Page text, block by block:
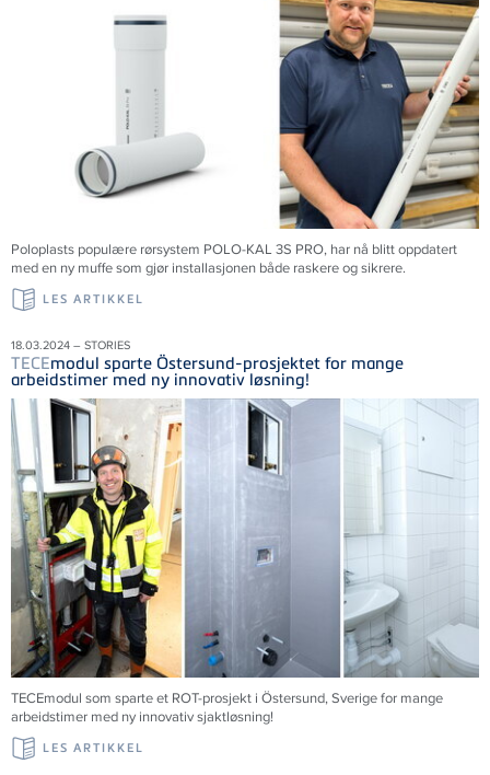
Poloplasts populære rørsystem POLO-KAL 3S PRO, har nå blitt oppdatert
med en ny muffe som gjør installasjonen både raskere og sikrere.
LES ARTIKKEL
18.03.2024 – STORIES
TECEmodul sparte Östersund-prosjektet for mange
arbeidstimer med ny innovativ løsning!
TECEmodul som sparte et ROT-prosjekt i Östersund, Sverige for mange
arbeidstimer med ny innovativ sjaktløsning!
LES ARTIKKEL